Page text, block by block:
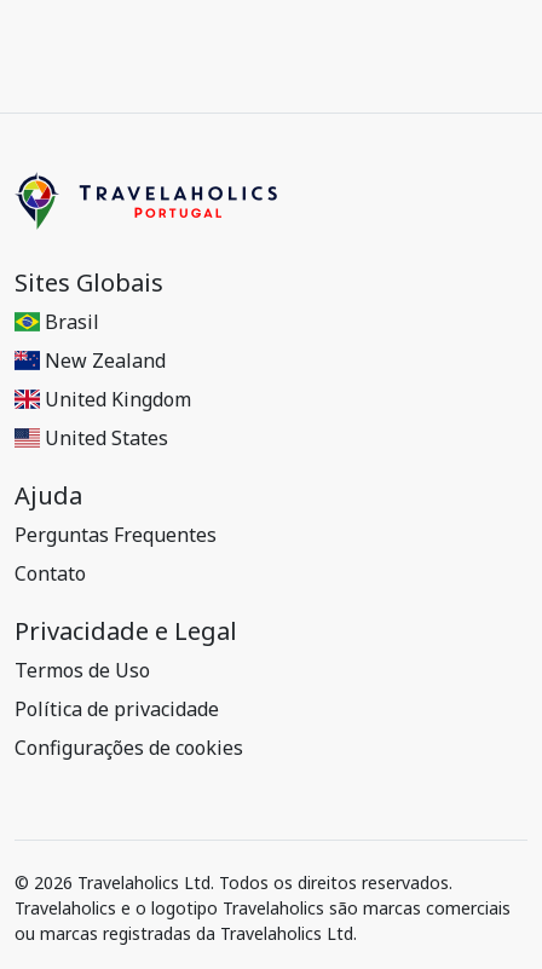
Sites Globais
Brasil
New Zealand
United Kingdom
United States
Ajuda
Perguntas Frequentes
Contato
Privacidade e Legal
Termos de Uso
Política de privacidade
Configurações de cookies
© 2026 Travelaholics Ltd. Todos os direitos reservados.
Travelaholics e o logotipo Travelaholics são marcas comerciais
ou marcas registradas da Travelaholics Ltd.